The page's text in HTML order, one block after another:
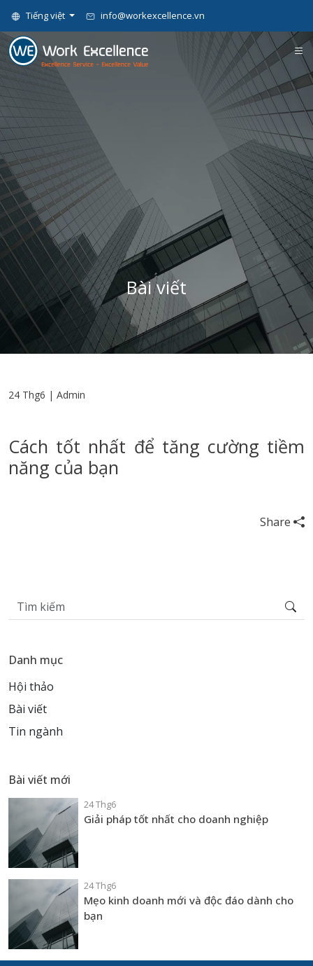
Tiếng việt info@workexcellence.vn
Bài viết
24 Thg6 | Admin
Cách tốt nhất để tăng cường tiềm
năng của bạn
Share
Danh mục
Hội thảo
Bài viết
Tin ngành
Bài viết mới
24 Thg6
Giải pháp tốt nhất cho doanh nghiệp
24 Thg6
Mẹo kinh doanh mới và độc đáo dành cho
bạn